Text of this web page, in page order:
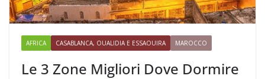
AFRICA CASABLANCA, OUALIDIA E ESSAOUIRA MAROCCO
Le 3 Zone Migliori Dove Dormire